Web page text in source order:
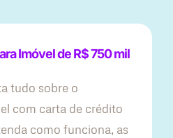
Imóvel de R$ 750 mil
tudo sobre o
com carta de crédito
como funciona, as